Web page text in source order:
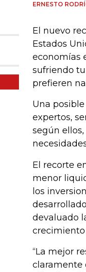
ERNESTO
El nuevo
Estados
economías
sufriendo
prefieren
Una
expertos,
según
El recorte
menor
los
devaluado
crecimiento
“La mejor
claramente